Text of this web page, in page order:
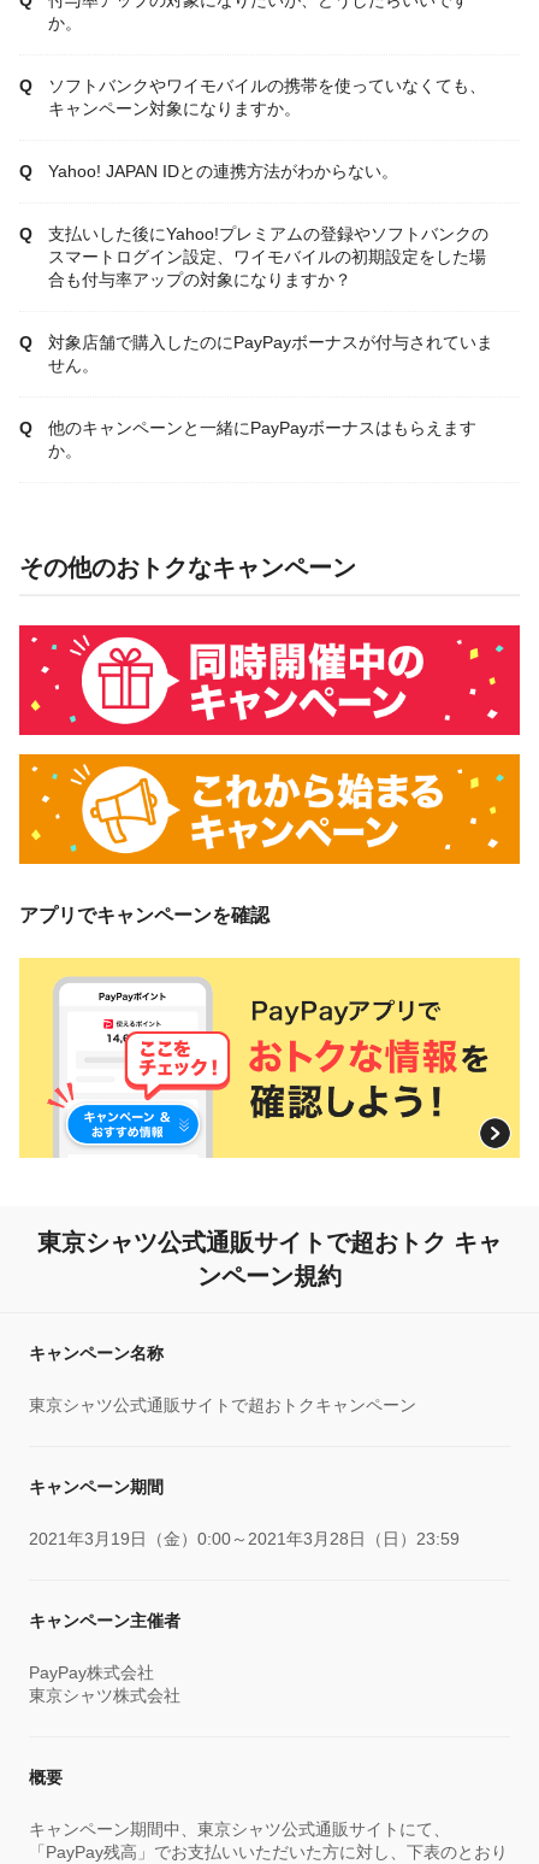
か。
ソフトバンクやワイモバイルの携帯を使っていなくても、
キャンペーン対象になりますか。
Yahoo! JAPAN IDとの連携方法がわからない。
支払いした後にYahoo!プレミアムの登録やソフトバンクの
スマートログイン設定、ワイモバイルの初期設定をした場
合も付与率アップの対象になりますか？
対象店舗で購入したのにPayPayボーナスが付与されていま
せん。
他のキャンペーンと一緒にPayPayボーナスはもらえます
か。
その他のおトクなキャンペーン
アプリでキャンペーンを確認
東京シャツ公式通販サイトで超おトク キャ
ンペーン規約
キャンペーン名称
東京シャツ公式通販サイトで超おトクキャンペーン
キャンペーン期間
2021年3月19日（金）0:00～2021年3月28日（日）23:59
キャンペーン主催者
PayPay株式会社
東京シャツ株式会社
概要
キャンペーン期間中、東京シャツ公式通販サイトにて、
「PayPay残高」でお支払いいただいた方に対し、下表のとおり